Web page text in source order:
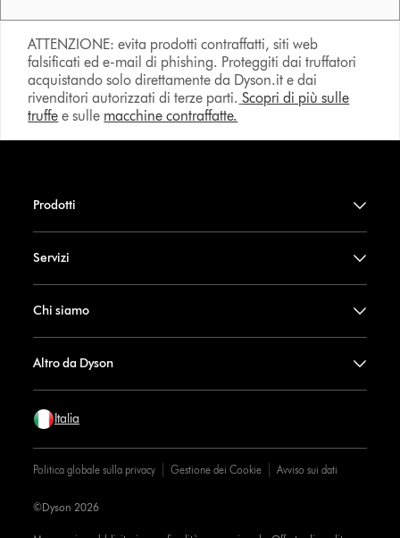
ATTENZIONE: evita prodotti contraffatti, siti web
falsificati ed e-mail di phishing. Proteggiti dai truffatori
acquistando solo direttamente da Dyson.it e dai
rivenditori autorizzati di terze parti. Scopri di più sulle
truffe e sulle macchine contraffatte.
Prodotti
Servizi
Chi siamo
Altro da Dyson
Italia
Politica globale sulla privacy Gestione dei Cookie Avviso sui dati
©Dyson 2026